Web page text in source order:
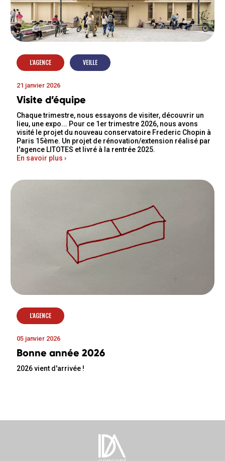
L'AGENCE VEILLE
21 janvier 2026
Visite d’équipe
Chaque trimestre, nous essayons de visiter, découvrir un
lieu, une expo... Pour ce 1er trimestre 2026, nous avons
visité le projet du nouveau conservatoire Frederic Chopin à
Paris 15ème. Un projet de rénovation/extension réalisé par
l'agence LITOTES et livré à la rentrée 2025.
En savoir plus ›
L'AGENCE
05 janvier 2026
Bonne année 2026
2026 vient d'arrivée !